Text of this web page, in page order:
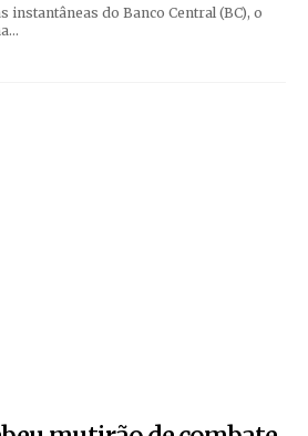
instantâneas do Banco Central (BC), o